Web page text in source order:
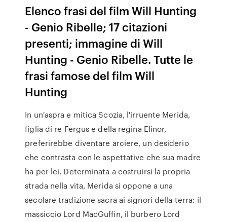
Elenco frasi del film Will Hunting
- Genio Ribelle; 17 citazioni
presenti; immagine di Will
Hunting - Genio Ribelle. Tutte le
frasi famose del film Will
Hunting
In un'aspra e mitica Scozia, l'irruente Merida,
figlia di re Fergus e della regina Elinor,
preferirebbe diventare arciere, un desiderio
che contrasta con le aspettative che sua madre
ha per lei. Determinata a costruirsi la propria
strada nella vita, Merida si oppone a una
secolare tradizione sacra ai signori della terra: il
massiccio Lord MacGuffin, il burbero Lord